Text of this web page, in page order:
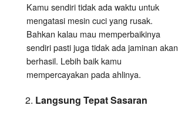
Kamu sendiri tidak ada waktu untuk
mengatasi mesin cuci yang rusak.
Bahkan kalau mau memperbaikinya
sendiri pasti juga tidak ada jaminan akan
berhasil. Lebih baik kamu
mempercayakan pada ahlinya.
Langsung Tepat Sasaran